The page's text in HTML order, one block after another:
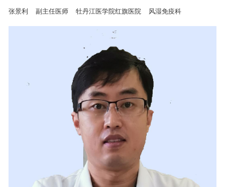
张景利 副主任医师 牡丹江医学院红旗医院 风湿免疫科